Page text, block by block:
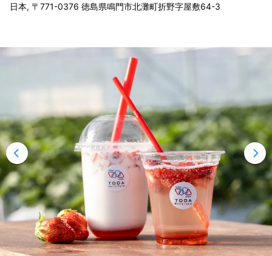
日本, 〒771-0376 徳島県鳴門市北灘町折野字屋敷64-3